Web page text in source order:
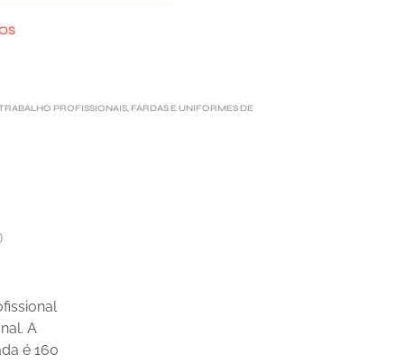
PROFISSIONAIS, FARDAS E UNIFORMES DE
A
é 160